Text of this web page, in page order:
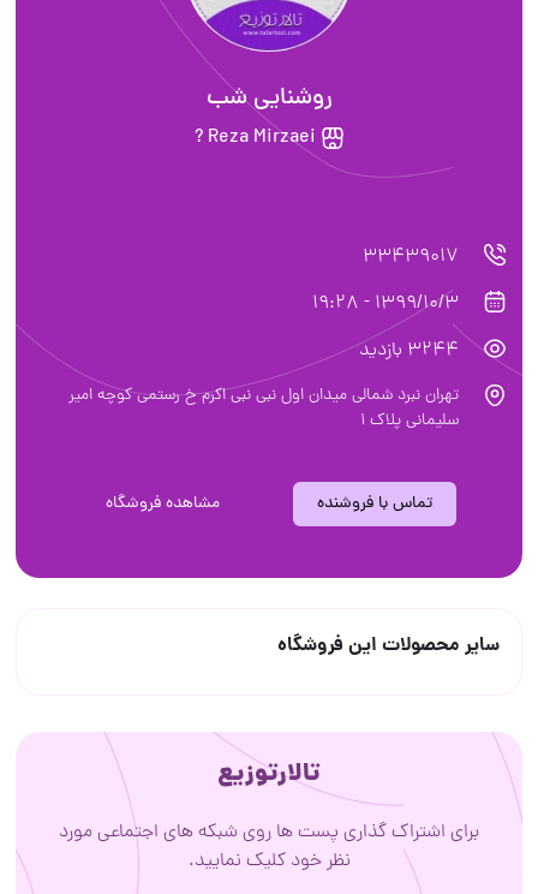
روشنایی شب
Reza Mirzaei ?
33439017
1399/10/3 - 19:28
3244 بازدید
تهران نبرد شمالی میدان اول نبی نبی اکرم خ رستمی کوچه امیر
سلیمانی پلاک 1
تماس با فروشنده مشاهده فروشگاه
سایر محصولات این فروشگاه
تالارتوزیع
برای اشتراک گذاری پست ها روی شبکه های اجتماعی مورد
نظر خود کلیک نمایید.